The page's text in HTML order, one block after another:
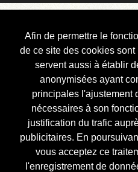
Afin de permettre le
de ce site des cookies sont
servent aussi à établir
anonymisées ayant
principales l'ajustement
nécessaires à son
justification du trafic
publicitaires. En
vous acceptez ce
l'enregistrement de
Courbis, « LE »
Blog Officiel
Bienvenue
Réalisations
Divers (et d’été)
Annonces